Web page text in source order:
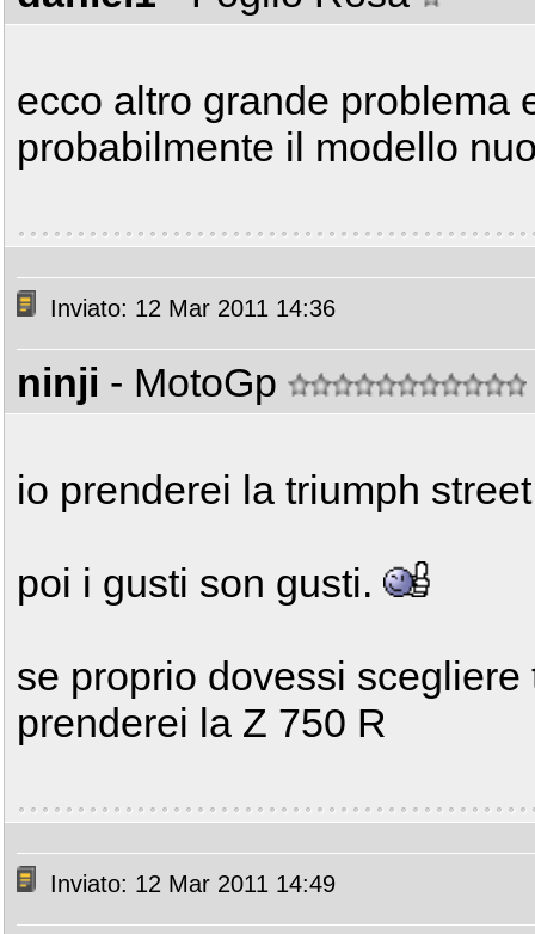
ecco altro grande problema
probabilmente il modello
Inviato: 12 Mar 2011 14:36
ninji - MotoGp
io prenderei la triumph
poi i gusti son gusti.
se proprio dovessi
prenderei la Z 750 R
Inviato: 12 Mar 2011 14:49